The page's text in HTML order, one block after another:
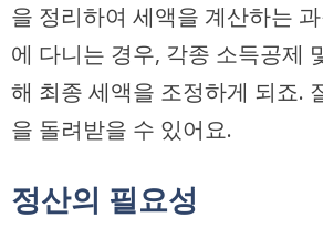
을 정리하여 세액을 계산하는
에 다니는 경우, 각종 소득공제
해 최종 세액을 조정하게 되죠.
을 돌려받을 수 있어요.
정산의 필요성